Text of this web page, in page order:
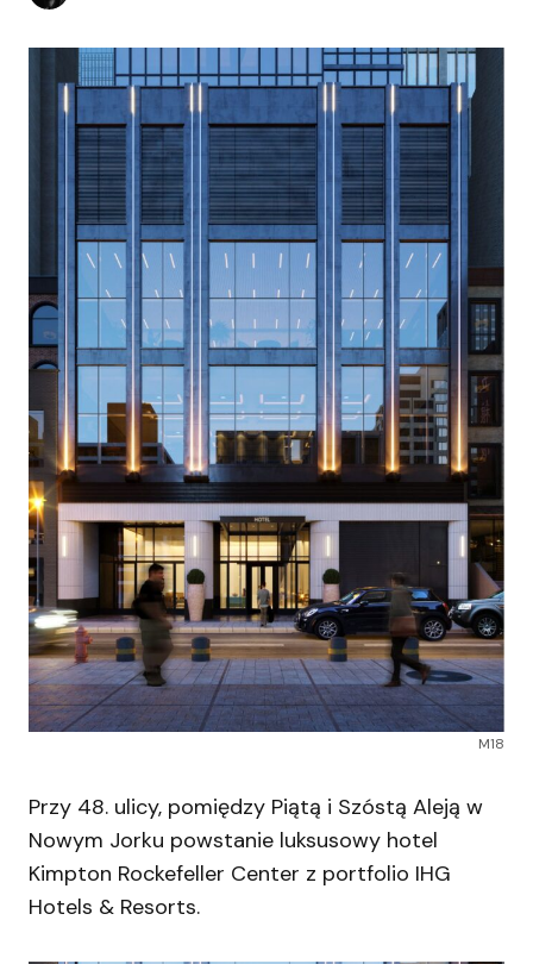
M18
Przy 48. ulicy, pomiędzy Piątą i Szóstą Aleją w
Nowym Jorku powstanie luksusowy hotel
Kimpton Rockefeller Center z portfolio IHG
Hotels & Resorts.